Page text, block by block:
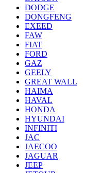
DODGE
DONGFENG
EXEED
FAW
FIAT
FORD
GAZ
GEELY
GREAT WALL
HAIMA
HAVAL
HONDA
HYUNDAI
INFINITI
JAC
JAECOO
JAGUAR
JEEP